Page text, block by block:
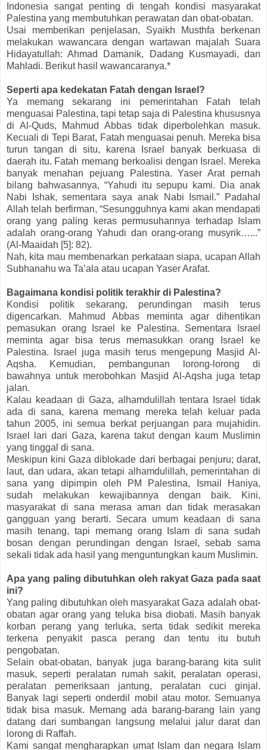
Indonesia sangat penting di tengah kondisi masyarakat
Palestina yang membutuhkan perawatan dan obat-obatan.
Usai memberikan penjelasan, Syaikh Musthfa berkenan
melakukan wawancara dengan wartawan majalah Suara
Hidayatullah: Ahmad Damanik, Dadang Kusmayadi, dan
Mahladi. Berikut hasil wawancaranya.*
Seperti apa kedekatan Fatah dengan Israel?
Ya memang sekarang ini pemerintahan Fatah telah
menguasai Palestina, tapi tetap saja di Palestina khususnya
di Al-Quds, Mahmud Abbas tidak diperbolehkan masuk.
Kecuali di Tepi Barat, Fatah menguasai penuh. Mereka bisa
turun tangan di situ, karena Israel banyak berkuasa di
daerah itu. Fatah memang berkoalisi dengan Israel. Mereka
banyak menahan pejuang Palestina. Yaser Arat pernah
bilang bahwasannya, “Yahudi itu sepupu kami. Dia anak
Nabi Ishak, sementara saya anak Nabi Ismail.” Padahal
Allah telah berfirman, “Sesungguhnya kami akan mendapati
orang yang paling keras permusuhannya terhadap Islam
adalah orang-orang Yahudi dan orang-orang musyrik…...”
(Al-Maaidah [5]: 82).
Nah, kita mau membenarkan perkataan siapa, ucapan Allah
Subhanahu wa Ta’ala atau ucapan Yaser Arafat.
Bagaimana kondisi politik terakhir di Palestina?
Kondisi politik sekarang, perundingan masih terus
digencarkan. Mahmud Abbas meminta agar dihentikan
pemasukan orang Israel ke Palestina. Sementara Israel
meminta agar bisa terus memasukkan orang Israel ke
Palestina. Israel juga masih terus mengepung Masjid Al-
Aqsha. Kemudian, pembangunan lorong-lorong di
bawahnya untuk merobohkan Masjid Al-Aqsha juga tetap
jalan.
Kalau keadaan di Gaza, alhamdulillah tentara Israel tidak
ada di sana, karena memang mereka telah keluar pada
tahun 2005, ini semua berkat perjuangan para mujahidin.
Israel lari dari Gaza, karena takut dengan kaum Muslimin
yang tinggal di sana.
Meskipun kini Gaza diblokade dari berbagai penjuru; darat,
laut, dan udara, akan tetapi alhamdulillah, pemerintahan di
sana yang dipimpin oleh PM Palestina, Ismail Haniya,
sudah melakukan kewajibannya dengan baik. Kini,
masyarakat di sana merasa aman dan tidak merasakan
gangguan yang berarti. Secara umum keadaan di sana
masih tenang, tapi memang orang Islam di sana sudah
bosan dengan perundingan dengan Israel, sebab sama
sekali tidak ada hasil yang menguntungkan kaum Muslimin.
Apa yang paling dibutuhkan oleh rakyat Gaza pada saat
ini?
Yang paling dibutuhkan oleh masyarakat Gaza adalah obat-
obatan agar orang yang teluka bisa diobati. Masih banyak
korban perang yang terluka, serta tidak sedikit mereka
terkena penyakit pasca perang dan tentu itu butuh
pengobatan.
Selain obat-obatan, banyak juga barang-barang kita sulit
masuk, seperti peralatan rumah sakit, peralatan operasi,
peralatan pemeriksaan jantung, peralatan cuci ginjal.
Banyak lagi seperti onderdil mobil atau motor. Semuanya
tidak bisa masuk. Memang ada barang-barang lain yang
datang dari sumbangan langsung melalui jalur darat dan
lorong di Raffah.
Kami sangat mengharapkan umat Islam dan negara Islam